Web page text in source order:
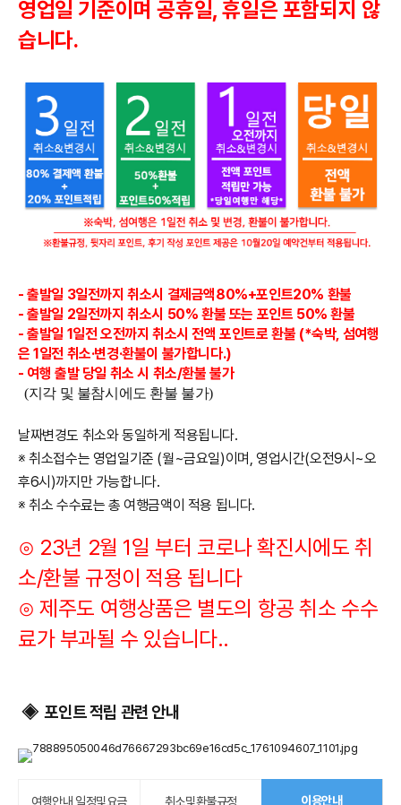
영업일 기준이며 공휴일, 휴일은 포함되지 않
습니다.
- 출발일 3일전까지취소시 결제금액80%+포인트20% 환불
- 출발일 2일전까지 취소시 50% 환불 또는 포인트 50% 환불
- 출발일 1일전 오전까지 취소시 전액 포인트로 환불 (*숙박, 섬여행
은 1일전 취소·변경·환불이 불가합니다.)
- 여행 출발 당일 취소 시 취소/환불 불가
(지각 및 불참시에도 환불 불가)
날짜변경도 취소와 동일하게 적용됩니다.
※ 취소접수는 영업일기준 (월~금요일)이며, 영업시간(오전9시~오
후6시)까지만 가능합니다.
※ 취소 수수료는 총 여행금액이 적용 됩니다.
⊙ 23년 2월 1일 부터 코로나 확진시에도 취
소/환불 규정이 적용 됩니다
​⊙ 제주도 여행상품은 별도의 항공 취소 수수
료가 부과될 수 있습니다..
◈포인트 적립 관련 안내
여행안내 일정및요금 취소및환불규정 이용안내